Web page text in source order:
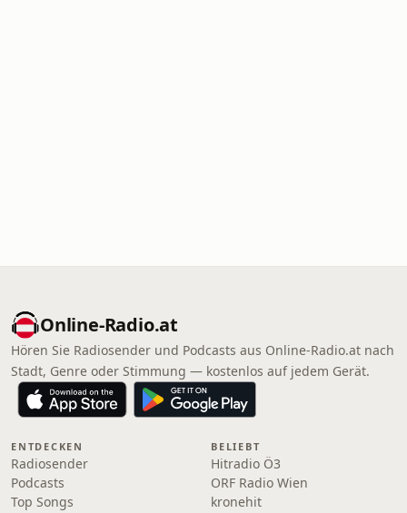
Online‑Radio.at
Hören Sie Radiosender und Podcasts aus Online‑Radio.at nach
Stadt, Genre oder Stimmung — kostenlos auf jedem Gerät.
ENTDECKEN
Radiosender
Podcasts
Top Songs
BELIEBT
Hitradio Ö3
ORF Radio Wien
kronehit